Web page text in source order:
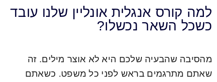
למה קורס אנגלית אונליין שלנו עובד
כשכל השאר נכשלו?
מהסיבה שהבעיה שלכם היא לא אוצר מילים. זה
שאתם מתרגמים בראש לפני כל משפט. כשאתם